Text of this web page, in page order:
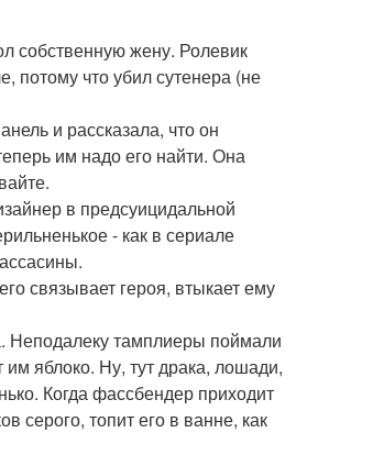
собственную жену. Ролевик
потому что убил сутенера (не
и рассказала, что он
им надо его найти. Она
в предсуицидальной
- как в сериале
связывает героя, втыкает ему
Неподалеку тамплиеры поймали
им яблоко. Ну, тут драка, лошади,
Когда фассбендер приходит
серого, топит его в ванне, как